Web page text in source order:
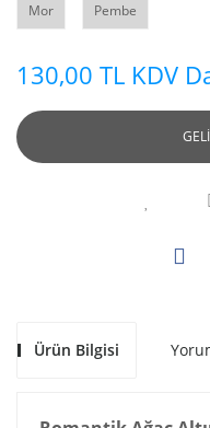
Mor Pembe
130,00 TL KDV
Ürün Bilgisi